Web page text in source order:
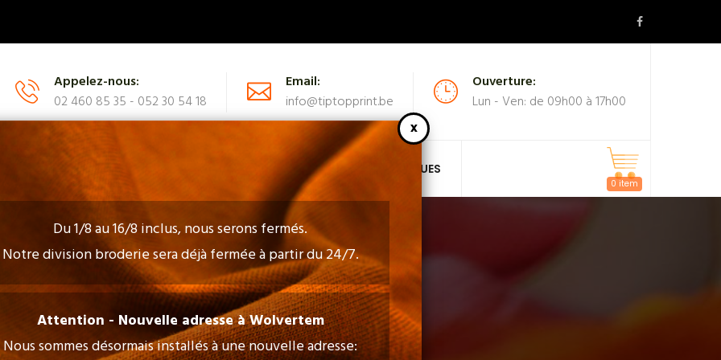
Appelez-nous:
02 460 85 35 - 052 30 54 18
Email:
info@tiptopprint.be
Ouverture:
Lun - Ven: de 09h00 à 17h00
0 item
CATALOGUE CONTACTEZ-NOUS MASQUES
Broderie
Du 1/8 au 16/8 inclus, nous serons fermés.
Notre division broderie sera déjà fermée à partir du 24/7.
Attention - Nouvelle adresse à Wolvertem
Nous sommes désormais installés à une nouvelle adresse: